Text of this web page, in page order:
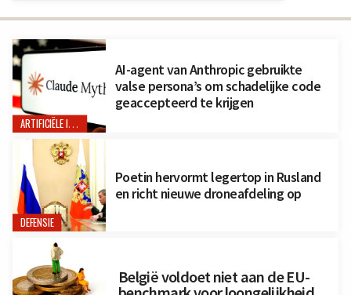
ARTIFICIËLE INTELLIGENTIE
AI-agent van Anthropic gebruikte
valse persona’s om schadelijke code
geaccepteerd te krijgen
DEFENSIE
Poetin hervormt legertop in Rusland
en richt nieuwe droneafdeling op
België voldoet niet aan de EU-